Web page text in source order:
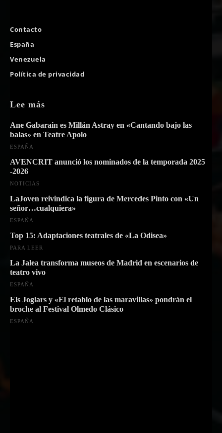
Contacto
España
Venezuela
Política de privacidad
Lee más
Ane Gabarain es Millán Astray en «Cantando bajo las
balas» en Teatre Apolo
ESPAÑA
AVENCRIT anunció los nominados de la temporada 2025
-2026
NOTICIAS
LaJoven reivindica la figura de Mercedes Pinto con «Un
señor…cualquiera»
ESPAÑA
Top 15: Adaptaciones teatrales de «La Odisea»
PARA LEER
La Jalea transforma museos de Madrid en escenarios de
teatro vivo
ESPAÑA
Els Joglars y «El retablo de las maravillas» pondrán el
broche al Festival Olmedo Clásico
ESPAÑA